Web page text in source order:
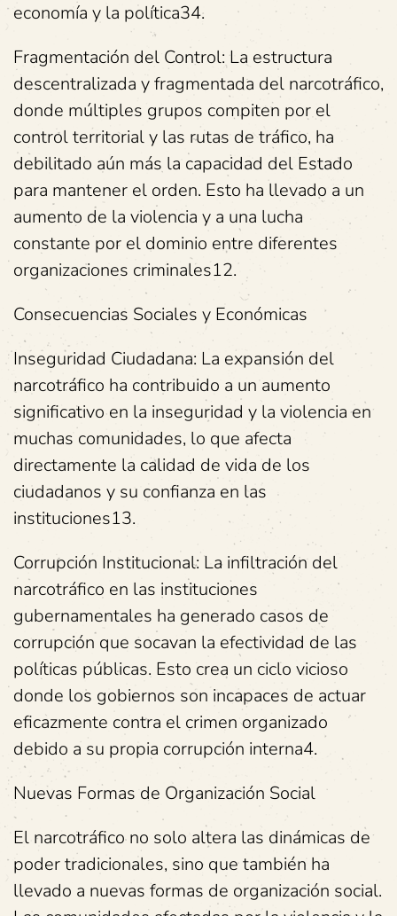
economía y la política34.
Fragmentación del Control: La estructura
descentralizada y fragmentada del narcotráfico,
donde múltiples grupos compiten por el
control territorial y las rutas de tráfico, ha
debilitado aún más la capacidad del Estado
para mantener el orden. Esto ha llevado a un
aumento de la violencia y a una lucha
constante por el dominio entre diferentes
organizaciones criminales12.
Consecuencias Sociales y Económicas
Inseguridad Ciudadana: La expansión del
narcotráfico ha contribuido a un aumento
significativo en la inseguridad y la violencia en
muchas comunidades, lo que afecta
directamente la calidad de vida de los
ciudadanos y su confianza en las
instituciones13.
Corrupción Institucional: La infiltración del
narcotráfico en las instituciones
gubernamentales ha generado casos de
corrupción que socavan la efectividad de las
políticas públicas. Esto crea un ciclo vicioso
donde los gobiernos son incapaces de actuar
eficazmente contra el crimen organizado
debido a su propia corrupción interna4.
Nuevas Formas de Organización Social
El narcotráfico no solo altera las dinámicas de
poder tradicionales, sino que también ha
llevado a nuevas formas de organización social.